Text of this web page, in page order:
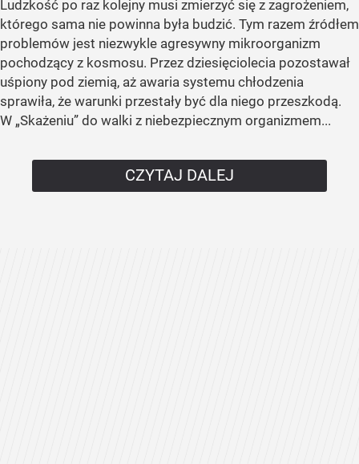
Ludzkość po raz kolejny musi zmierzyć się z zagrożeniem,
którego sama nie powinna była budzić. Tym razem źródłem
problemów jest niezwykle agresywny mikroorganizm
pochodzący z kosmosu. Przez dziesięciolecia pozostawał
uśpiony pod ziemią, aż awaria systemu chłodzenia
sprawiła, że warunki przestały być dla niego przeszkodą.
W „Skażeniu” do walki z niebezpiecznym organizmem...
CZYTAJ DALEJ